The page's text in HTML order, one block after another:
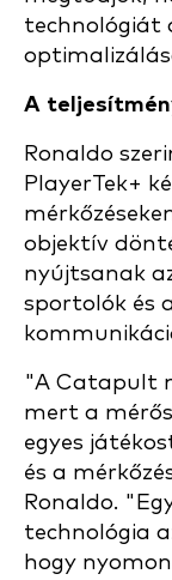
technológiát
A
Ronaldo
PlayerTek+
objektív
nyújtsanak
sportolók és
"A Catapult
mert a
egyes
és a
Ronaldo.
technológia
hogy